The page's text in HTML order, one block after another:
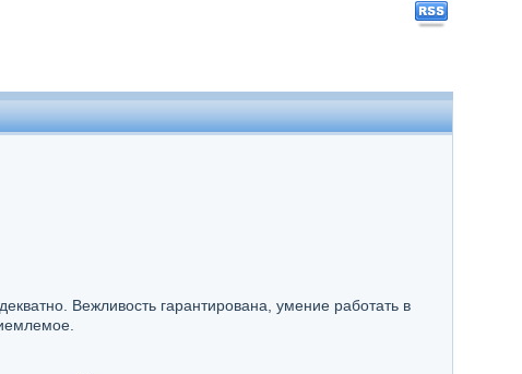
Вежливость гарантирована, умение работать в